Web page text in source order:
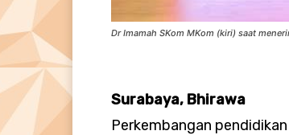
Dr Imamah SKom MKom (kiri) saat
Surabaya, Bhirawa
Perkembangan